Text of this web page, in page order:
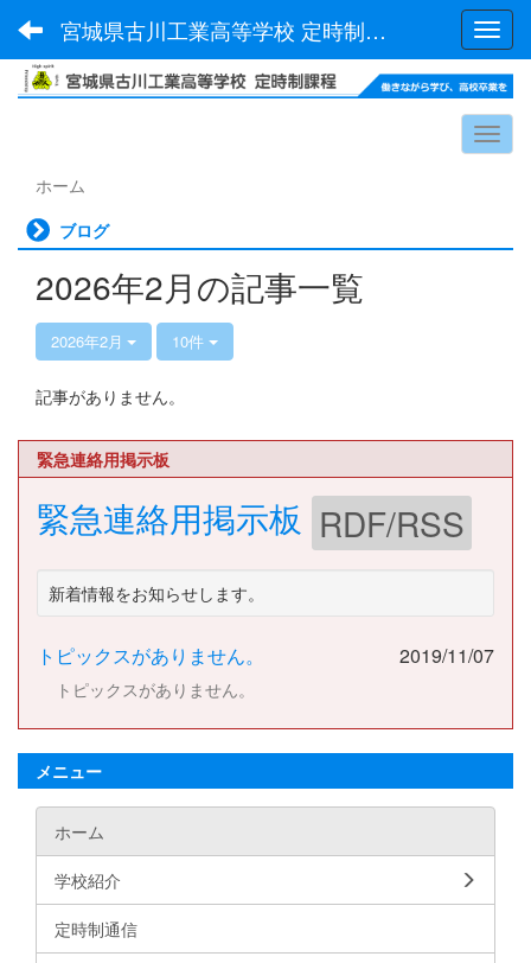
宮城県古川工業高等学校 定時制課程
ホーム
ブログ
2026年2月の記事一覧
2026年2月 10件
記事がありません。
緊急連絡用掲示板
緊急連絡用掲示板 RDF/RSS
新着情報をお知らせします。
トピックスがありません。 2019/11/07
トピックスがありません。
メニュー
ホーム
学校紹介
定時制通信